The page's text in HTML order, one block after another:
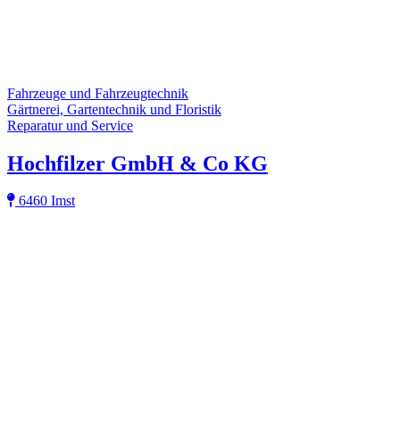
Fahrzeuge und Fahrzeugtechnik
Gärtnerei, Gartentechnik und Floristik
Reparatur und Service
Hochfilzer GmbH & Co KG
6460 Imst